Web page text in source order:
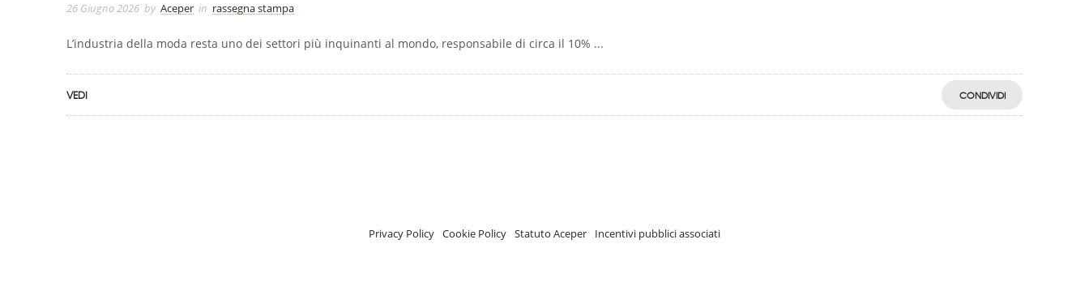
26 Giugno 2026 by Aceper in rassegna stampa
L’industria della moda resta uno dei settori più inquinanti al mondo, responsabile di circa il 10% ...
VEDI CONDIVIDI
Privacy Policy Cookie Policy Statuto Aceper Incentivi pubblici associati